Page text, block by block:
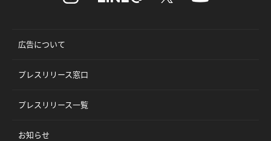
広告について
プレスリリース窓口
プレスリリース一覧
お知らせ